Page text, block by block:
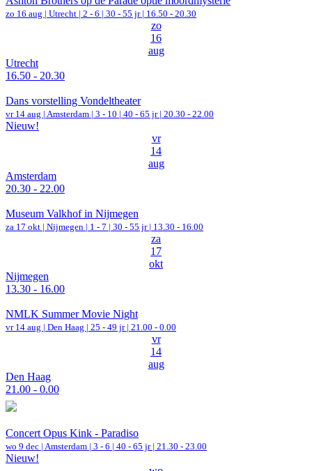
zo 16 aug | Utrecht | 2 - 6 | 30 - 55 jr | 16.50 - 20.30
zo
16
aug
Utrecht
16.50 - 20.30
Dans vorstelling Vondeltheater
vr 14 aug | Amsterdam | 3 - 10 | 40 - 65 jr | 20.30 - 22.00
Nieuw!
vr
14
aug
Amsterdam
20.30 - 22.00
Museum Valkhof in Nijmegen
za 17 okt | Nijmegen | 1 - 7 | 30 - 55 jr | 13.30 - 16.00
za
17
okt
Nijmegen
13.30 - 16.00
NMLK Summer Movie Night
vr 14 aug | Den Haag | 25 - 49 jr | 21.00 - 0.00
vr
14
aug
Den Haag
21.00 - 0.00
Concert Opus Kink - Paradiso
wo 9 dec | Amsterdam | 3 - 6 | 40 - 65 jr | 21.30 - 23.00
Nieuw!